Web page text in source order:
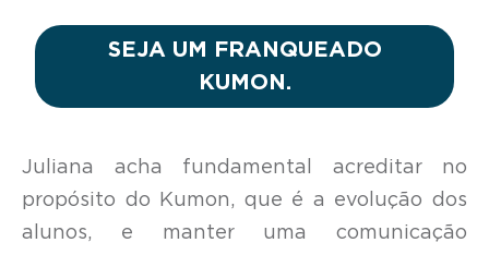
SEJA UM FRANQUEADO
KUMON .
Juliana acha fundamental acreditar no
propósito do Kumon, que é a evolução dos
alunos, e manter uma comunicação